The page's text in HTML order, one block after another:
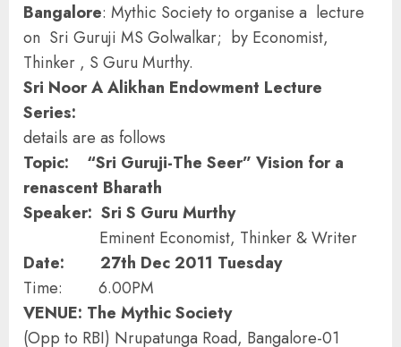
Bangalore: Mythic Society to organise a lecture
on Sri Guruji MS Golwalkar; by Economist,
Thinker , S Guru Murthy.
Sri Noor A Alikhan Endowment Lecture
Series:
details are as follows
Topic: “Sri Guruji-The Seer” Vision for a
renascent Bharath
Speaker: Sri S Guru Murthy
Eminent Economist, Thinker & Writer
Date: 27th Dec 2011 Tuesday
Time: 6.00PM
VENUE: The Mythic Society
(Opp to RBI) Nrupatunga Road, Bangalore-01